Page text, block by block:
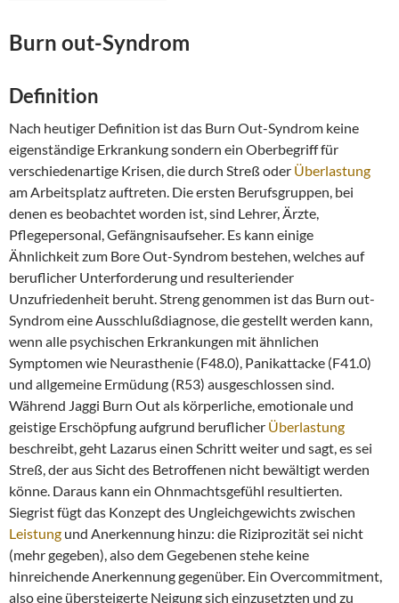
Burn out-Syndrom
Definition
Nach heutiger Definition ist das Burn Out-Syndrom keine
eigenständige Erkrankung sondern ein Oberbegriff für
verschiedenartige Krisen, die durch Streß oder Überlastung
am Arbeitsplatz auftreten. Die ersten Berufsgruppen, bei
denen es beobachtet worden ist, sind Lehrer, Ärzte,
Pflegepersonal, Gefängnisaufseher. Es kann einige
Ähnlichkeit zum Bore Out-Syndrom bestehen, welches auf
beruflicher Unterforderung und resulteriender
Unzufriedenheit beruht. Streng genommen ist das Burn out-
Syndrom eine Ausschlußdiagnose, die gestellt werden kann,
wenn alle psychischen Erkrankungen mit ähnlichen
Symptomen wie Neurasthenie (F48.0), Panikattacke (F41.0)
und allgemeine Ermüdung (R53) ausgeschlossen sind.
Während Jaggi Burn Out als körperliche, emotionale und
geistige Erschöpfung aufgrund beruflicher Überlastung
beschreibt, geht Lazarus einen Schritt weiter und sagt, es sei
Streß, der aus Sicht des Betroffenen nicht bewältigt werden
könne. Daraus kann ein Ohnmachtsgefühl resultierten.
Siegrist fügt das Konzept des Ungleichgewichts zwischen
Leistung und Anerkennung hinzu: die Riziprozität sei nicht
(mehr gegeben), also dem Gegebenen stehe keine
hinreichende Anerkennung gegenüber. Ein Overcommitment,
also eine übersteigerte Neigung sich einzusetzten und zu